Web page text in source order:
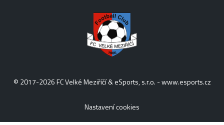
© 2017-2026 FC Velké Meziříčí & eSports, s.r.o. -www.esports.cz
Nastavení cookies